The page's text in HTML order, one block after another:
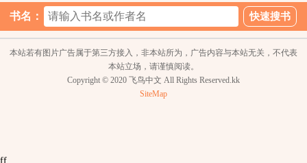
好像不太听话！
书名：
本站若有图片广告属于第三方接入，非本站所为，广告内容与本站无关，不代表
本站立场，请谨慎阅读。
Copyright © 2020 飞鸟中文 All Rights Reserved.kk
SiteMap
ff